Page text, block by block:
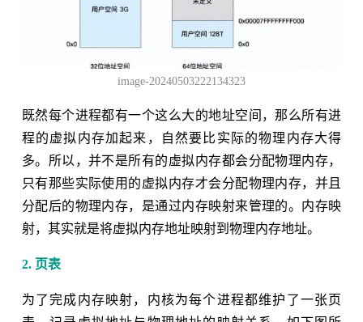
image-20240503222134323
既然每个进程都有一个这么大的地址空间，那么所有进
程的虚拟内存加起来，自然要比实际的物理内存大得
多。所以，并不是所有的虚拟内存都会分配物理内存，
只有那些实际使用的虚拟内存才会分配物理内存，并且
分配后的物理内存，是通过内存映射来管理的。内存映
射，其实就是将虚拟内存地址映射到物理内存地址。
2. 页表
为了完成内存映射，内核为每个进程都维护了一张页